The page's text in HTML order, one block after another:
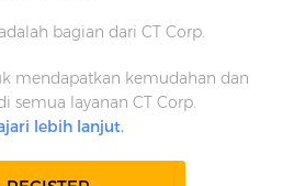
bagian dari CT Corp.
mendapatkan kemudahan dan
semua layanan CT Corp.
lebih lanjut.